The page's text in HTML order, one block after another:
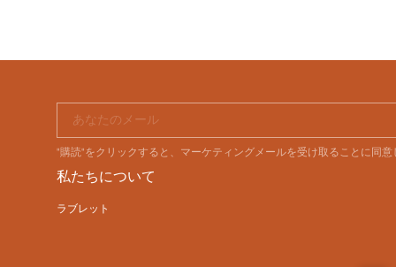
あなたのメール
"購読"をクリックすると、マーケティングメールを受け取ることに同
私たちについて
ラブレット